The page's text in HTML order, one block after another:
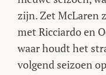
zijn. Zet McLaren
met Ricciardo en
waar houdt het
volgend seizoen